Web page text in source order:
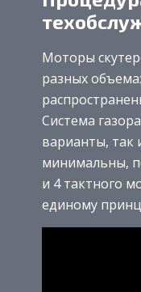
Моторы
разных
Система
варианты, так
минимальны,
и 4 тактного
единому